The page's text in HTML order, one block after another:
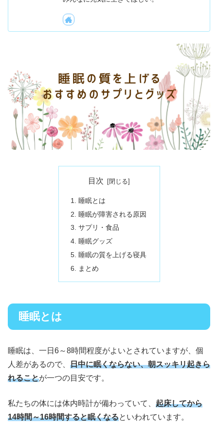
目次
睡眠とは
睡眠が障害される原因
サプリ・食品
睡眠グッズ
睡眠の質を上げる寝具
まとめ
睡眠とは
睡眠は、一日6～8時間程度がよいとされていますが、個
人差があるので、 日中に眠くならない、朝スッキリ起きら
れることが一つの目安です。
私たちの体には体内時計が備わっていて、 起床してから
14時間～16時間すると眠くなるといわれています。